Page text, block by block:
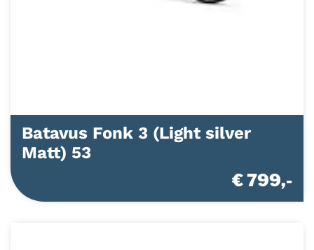
Batavus Fonk 3 (Light silver
Matt) 53
€ 799,-